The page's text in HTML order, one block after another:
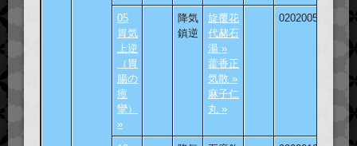
05
胃気
上逆
（胃
腸の
痙
攣）
»
降気
鎮逆
旋覆花
代赭石
湯 »
藿香正
気散 »
麻子仁
丸 »
020200501